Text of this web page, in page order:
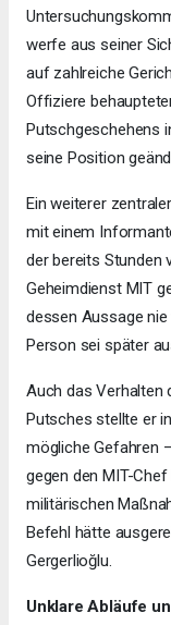
werfe aus seiner
auf zahlreiche
Offiziere
Putschgeschehens
seine Position
Ein weiterer
mit einem
der bereits Stunden
Geheimdienst MIT
dessen Aussage
Person sei später
Auch das Verhalten
Putsches stellte er
mögliche Gefahren
gegen den MIT-
militärischen
Befehl hätte
Gergerlioğlu.
Unklare Abläufe